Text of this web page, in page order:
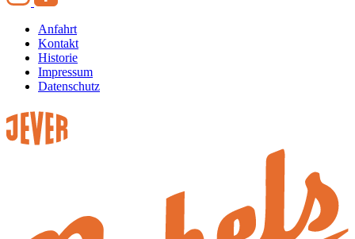
Anfahrt
Kontakt
Historie
Impressum
Datenschutz